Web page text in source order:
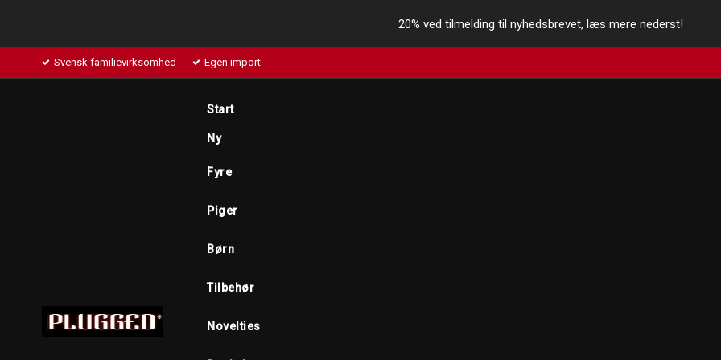
20% ved tilmelding til nyhedsbrevet, læs mere nederst!
Svensk familievirksomhed Egen import
Start
Ny
Fyre
Piger
Børn
Tilbehør
Novelties